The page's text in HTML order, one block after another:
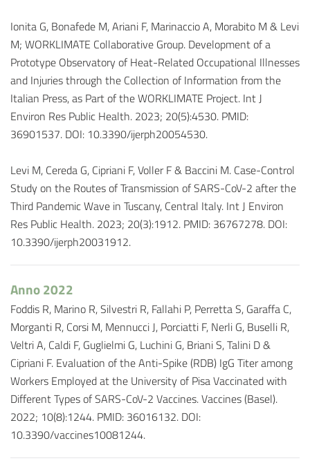
Ionita G, Bonafede M, Ariani F, Marinaccio A, Morabito M & Levi
M; WORKLIMATE Collaborative Group. Development of a
Prototype Observatory of Heat-Related Occupational Illnesses
and Injuries through the Collection of Information from the
Italian Press, as Part of the WORKLIMATE Project. Int J
Environ Res Public Health. 2023; 20(5):4530. PMID:
36901537. DOI: 10.3390/ijerph20054530.
Levi M, Cereda G, Cipriani F, Voller F & Baccini M. Case-Control
Study on the Routes of Transmission of SARS-CoV-2 after the
Third Pandemic Wave in Tuscany, Central Italy. Int J Environ
Res Public Health. 2023; 20(3):1912. PMID: 36767278. DOI:
10.3390/ijerph20031912.
Anno 2022
Foddis R, Marino R, Silvestri R, Fallahi P, Perretta S, Garaffa C,
Morganti R, Corsi M, Mennucci J, Porciatti F, Nerli G, Buselli R,
Veltri A, Caldi F, Guglielmi G, Luchini G, Briani S, Talini D &
Cipriani F. Evaluation of the Anti-Spike (RDB) IgG Titer among
Workers Employed at the University of Pisa Vaccinated with
Different Types of SARS-CoV-2 Vaccines. Vaccines (Basel).
2022; 10(8):1244. PMID: 36016132. DOI:
10.3390/vaccines10081244.